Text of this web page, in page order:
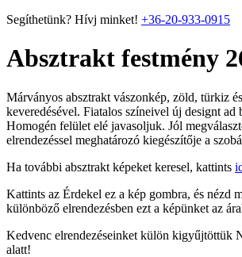
Segíthetünk? Hívj minket! +36-20-933-0915
Absztrakt festmény
Márványos absztrakt vászonkép, zöld, türkiz
keveredésével. Fiatalos színeivel új designt ad
Homogén felület elé javasoljuk. Jól
elrendezéssel meghatározó kiegészítője a
Ha további absztrakt képeket keresel, kattints
Kattints az Érdekel ez a kép gombra, és nézd
különböző elrendezésben ezt a képünket az
Kedvenc elrendezéseinket külön kigyűjtöttük
alatt!